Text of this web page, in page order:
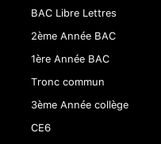
BAC Libre Lettres
2ème Année BAC
1ère Année BAC
Tronc commun
3ème Année collège
CE6